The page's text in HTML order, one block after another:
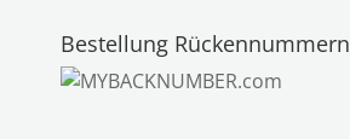
Bestellung Rückennummern